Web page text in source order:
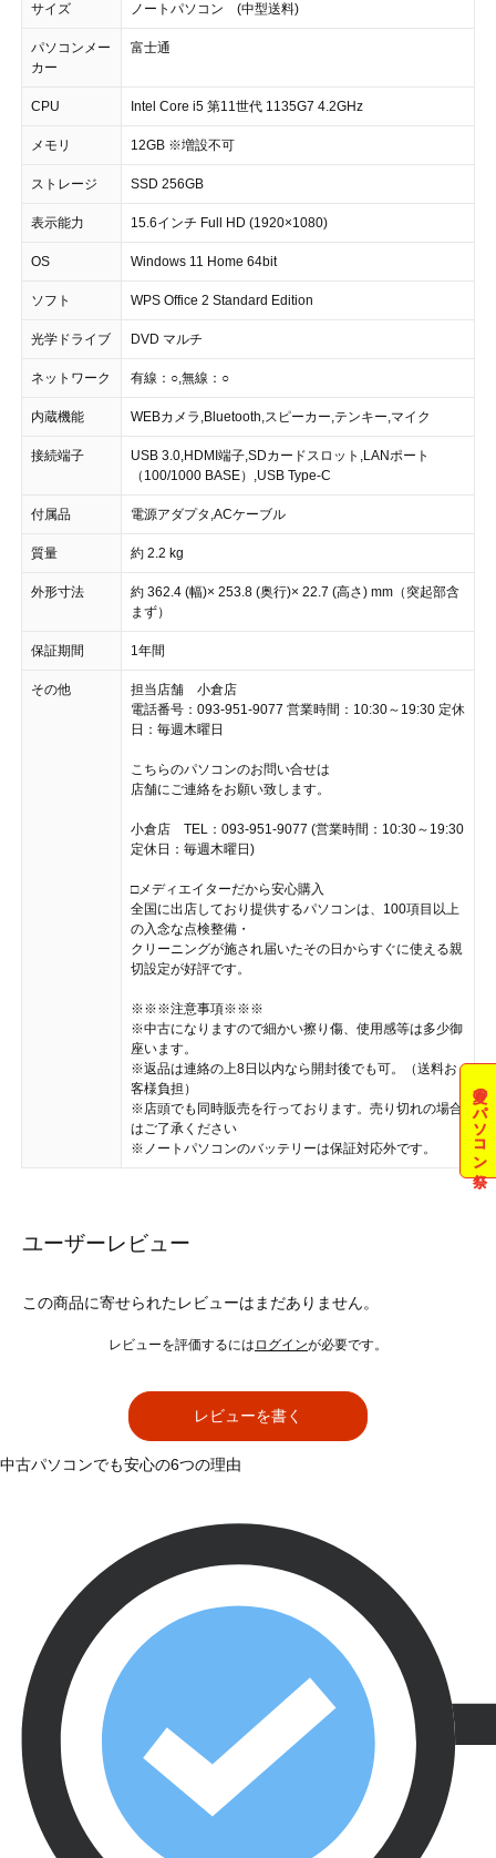
サイズ ノートパソコン (中型送料)
パソコンメー
カー
富士通
CPU Intel Core i5 第11世代 1135G7 4.2GHz
メモリ 12GB ※増設不可
ストレージ SSD 256GB
表示能力 15.6インチ Full HD (1920×1080)
OS Windows 11 Home 64bit
ソフト WPS Office 2 Standard Edition
光学ドライブ DVD マルチ
ネットワーク 有線：○,無線：○
内蔵機能 WEBカメラ,Bluetooth,スピーカー,テンキー,マイク
接続端子
USB 3.0,HDMI端子,SDカードスロット,LANポート
（100/1000 BASE）,USB Type-C
付属品 電源アダプタ,ACケーブル
質量 約 2.2 kg
外形寸法
約 362.4 (幅)× 253.8 (奥行)× 22.7 (高さ) mm（突起部含
まず）
保証期間 1年間
その他
担当店舗 小倉店
電話番号：093-951-9077 営業時間：10:30～19:30 定休
日：毎週木曜日
こちらのパソコンのお問い合せは
店舗にご連絡をお願い致します。
小倉店 TEL：093-951-9077 (営業時間：10:30～19:30
定休日：毎週木曜日)
□メディエイターだから安心購入
全国に出店しており提供するパソコンは、100項目以上
の入念な点検整備・
クリーニングが施され届いたその日からすぐに使える親
切設定が好評です。
※※※注意事項※※※
※中古になりますので細かい擦り傷、使用感等は多少御
座います。
※返品は連絡の上8日以内なら開封後でも可。（送料お
客様負担）
※店頭でも同時販売を行っております。売り切れの場合
はご了承ください
※ノートパソコンのバッテリーは保証対応外です。
ユーザーレビュー
この商品に寄せられたレビューはまだありません。
レビューを評価するには ログインが必要です。
レビューを書く
夏のパソコン祭
中古パソコンでも安心の6つの理由